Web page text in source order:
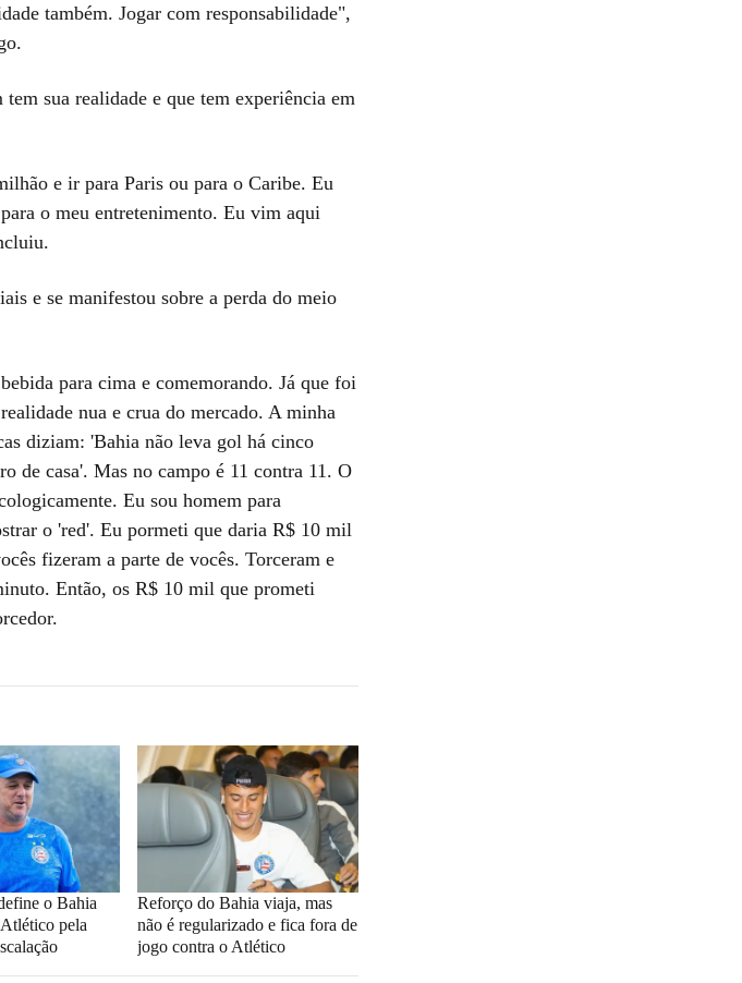
também. Jogar com responsabilidade",
sua realidade e que tem experiência em
e ir para Paris ou para o Caribe. Eu
o meu entretenimento. Eu vim aqui
e se manifestou sobre a perda do meio
para cima e comemorando. Já que foi
nua e crua do mercado. A minha
diziam: 'Bahia não leva gol há cinco
de casa'. Mas no campo é 11 contra 11. O
Eu sou homem para
o 'red'. Eu pormeti que daria R$ 10 mil
fizeram a parte de vocês. Torceram e
Então, os R$ 10 mil que prometi
o Bahia
pela
Reforço do Bahia viaja, mas
não é regularizado e fica fora de
jogo contra o Atlético